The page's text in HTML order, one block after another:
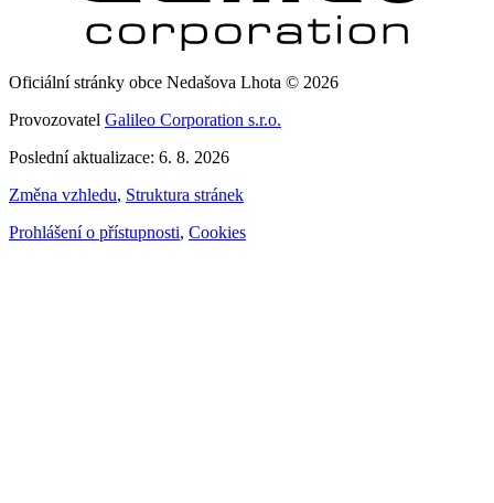
Oficiální stránky obce Nedašova Lhota © 2026
Provozovatel Galileo Corporation s.r.o.
Poslední aktualizace: 6. 8. 2026
Změna vzhledu, Struktura stránek
Prohlášení o přístupnosti, Cookies